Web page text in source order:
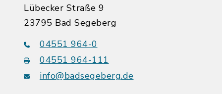
Lübecker Straße 9
23795 Bad Segeberg
04551 964-0
04551 964-111
info@badsegeberg.de